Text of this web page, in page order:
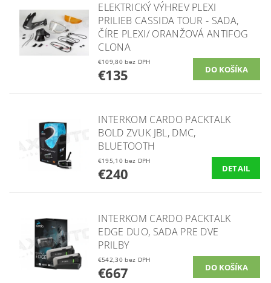
ELEKTRICKÝ VÝHREV PLEXI
PRILIEB CASSIDA TOUR - SADA,
ČÍRE PLEXI/ ORANŽOVÁ ANTIFOG
CLONA
€109,80 bez DPH
€135
INTERKOM CARDO PACKTALK
BOLD ZVUK JBL, DMC,
BLUETOOTH
€195,10 bez DPH
€240 DETAIL
INTERKOM CARDO PACKTALK
EDGE DUO, SADA PRE DVE
PRILBY
€542,30 bez DPH
€667